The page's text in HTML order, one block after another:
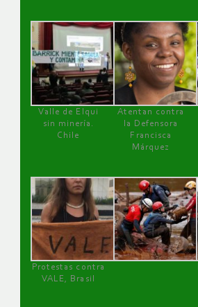
Valle de Elqui
sin minería.
Chile
Atentan contra
la Defensora
Francisca
Márquez
Protestas contra
VALE, Brasil